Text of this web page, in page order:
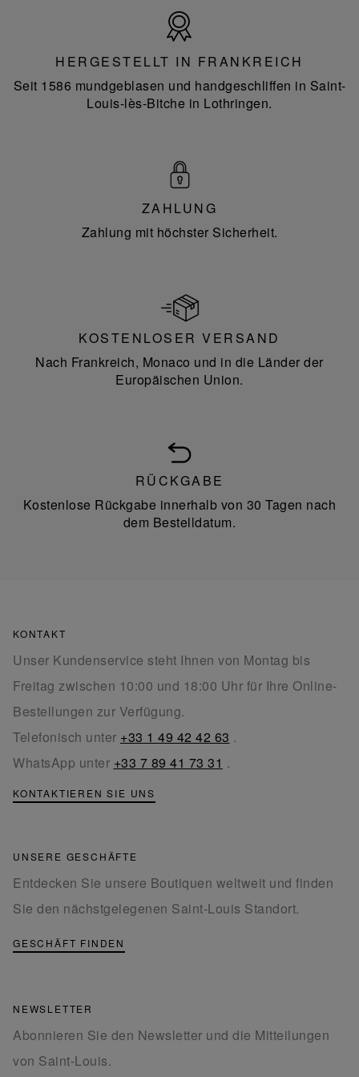
Frankreich
HERGESTELLT IN FRANKREICH
Seit 1586 mundgeblasen und handgeschliffen in Saint-
Louis-lès-Bitche in Lothringen.
ZAHLUNG
Zahlung mit höchster Sicherheit.
KOSTENLOSER VERSAND
Nach Frankreich, Monaco und in die Länder der
Europäischen Union.
RÜCKGABE
Kostenlose Rückgabe innerhalb von 30 Tagen nach
dem Bestelldatum.
KONTAKT
Unser Kundenservice steht Ihnen von Montag bis
Freitag zwischen 10:00 und 18:00 Uhr für Ihre Online-
Bestellungen zur Verfügung.
Telefonisch unter +33 1 49 42 42 63 .
WhatsApp unter +33 7 89 41 73 31 .
KONTAKTIEREN SIE UNS
UNSERE GESCHÄFTE
Entdecken Sie unsere Boutiquen weltweit und finden
Sie den nächstgelegenen Saint-Louis Standort.
GESCHÄFT FINDEN
NEWSLETTER
Abonnieren Sie den Newsletter und die Mitteilungen
von Saint-Louis.